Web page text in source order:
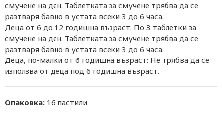
смучене на ден. Таблетката за смучене трябва да се
разтваря бавно в устата всеки 3 до 6 часа.
Деца от 6 до 12 годишна възраст: По 3 таблетки за
смучене на ден. Таблетката за смучене трябва да се
разтваря бавно в устата всеки 3 до 6 часа.
Деца, по-малки от 6 годишна възраст: Не трябва да се
използва от деца под 6 годишна възраст.
Опаковка: 16 пастили